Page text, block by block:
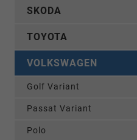
SKODA
TOYOTA
VOLKSWAGEN
Golf Variant
Passat Variant
Polo